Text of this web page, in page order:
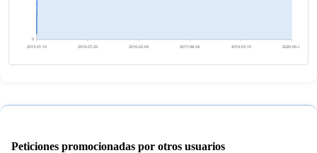
0
2013-01-10 2014-07-26 2016-02-09 2017-08-24 2019-03-10 2020-09-22
Peticiones promocionadas por otros usuarios